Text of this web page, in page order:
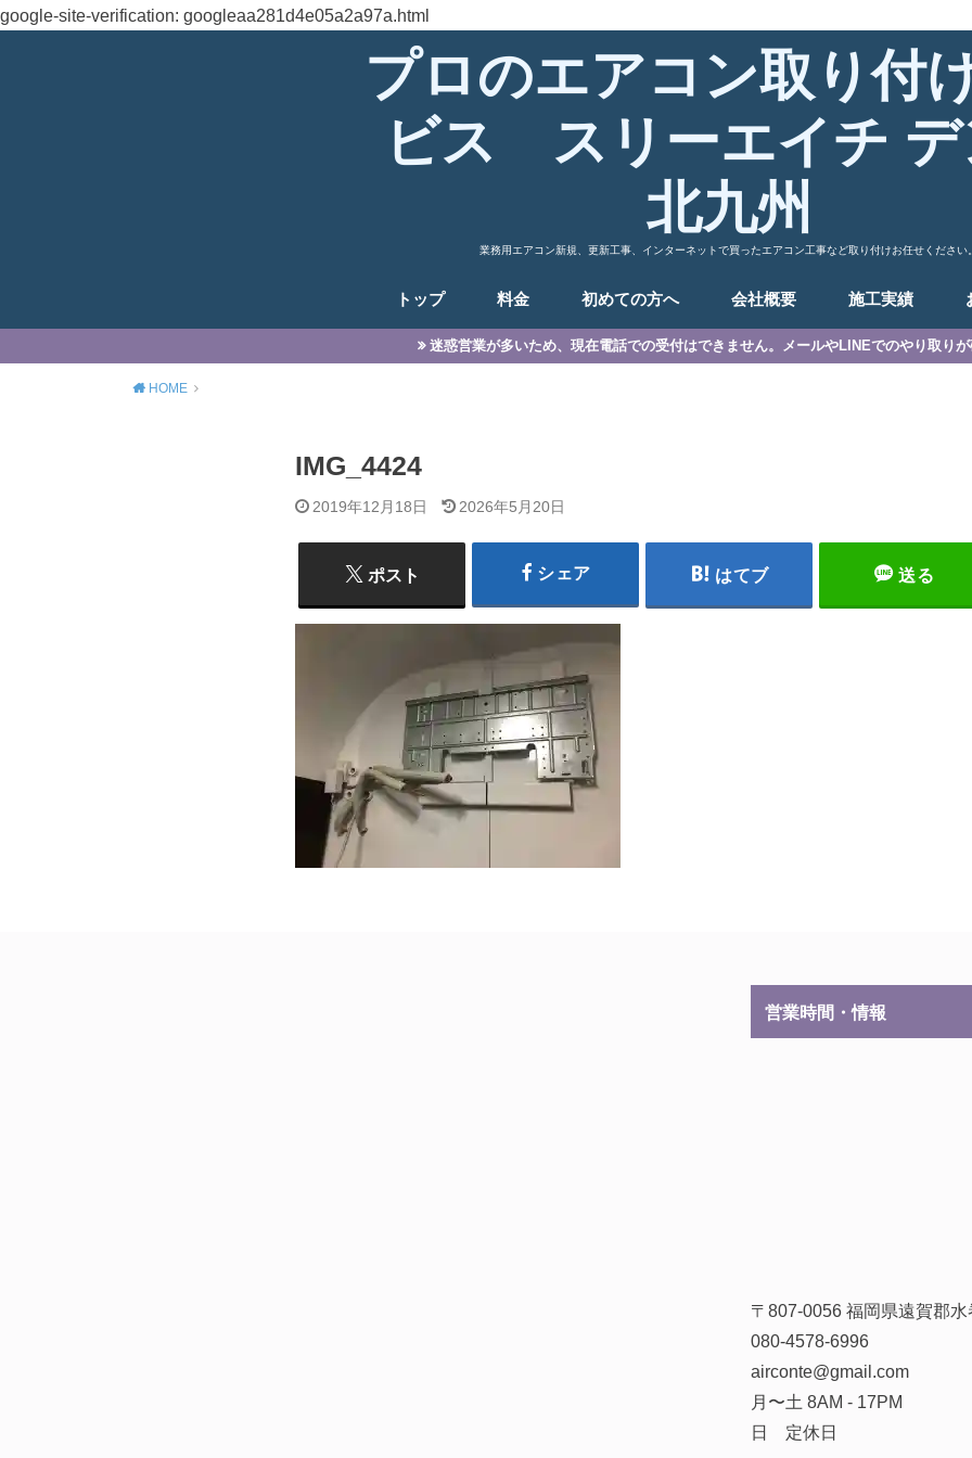
google-site-verification: googleaa281d4e05a2a97a.html
プロのエアコン取り付
ビス スリーエイチ デ
北九州
業務用エアコン新規、更新工事、インターネットで買ったエアコン工事など取り付けお任せください。
トップ 料金 初めての方へ 会社概要 施工実績
迷惑営業が多いため、現在電話での受付はできません。メールやLINEでのやり取りが
HOME
IMG_4424
2019年12月18日 2026年5月20日
ポスト シェア はてブ 送る
営業時間・情報
〒807-0056 福岡県遠賀郡
080-4578-6996
airconte@gmail.com
月〜土 8AM - 17PM
日 定休日